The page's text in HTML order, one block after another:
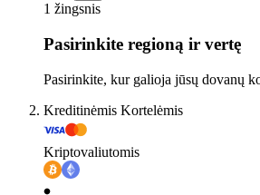
1 žingsnis
Pasirinkite regioną ir vertę
Pasirinkite, kur galioja jūsų dovanų
Kreditinėmis Kortelėmis
Kriptovaliutomis